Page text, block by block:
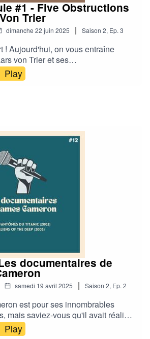
#1 - Five Obstructions
Trier
dimanche 22 juin 2025 | Saison 2, Ep. 3
! Aujourd'hui, on vous entraîne
von Trier et ses
règles édictées à son
Jorgen Leth pour qu'il refasse l'un de
of que torture psychologique.
!Avec Thierry de Pinsun.·
L'ÉQUIPE DE DOCUMENTONS
: Twitter / InstagramMargaux :
: TwitterSilas :
: TwitterElie : Twitter /
: Twitter
Play
documentaires de
samedi 19 avril 2025 | Saison 2, Ep. 2
est pour ses innombrables
mais saviez-vous qu'il avait réalisé
?Avec l'équipe nous
fantômes du Titanic et Aliens of
Play